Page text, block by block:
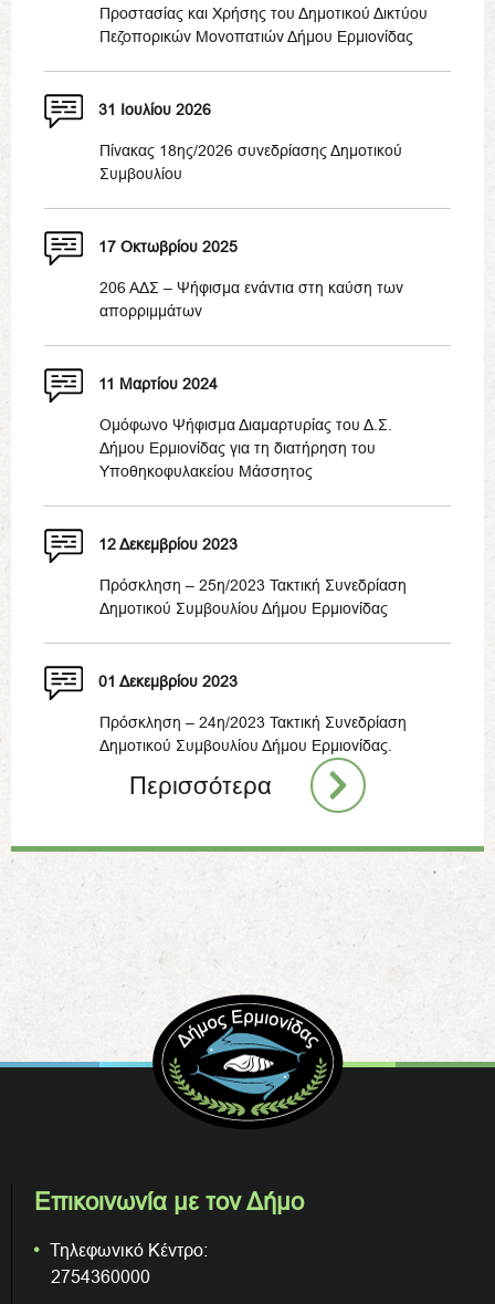
Προστασίας και Χρήσης του Δημοτικού Δικτύου
Πεζοπορικών Μονοπατιών Δήμου Ερμιονίδας
31 Ιουλίου 2026
Πίνακας 18ης/2026 συνεδρίασης Δημοτικού
Συμβουλίου
17 Οκτωβρίου 2025
206 ΑΔΣ – Ψήφισμα ενάντια στη καύση των
απορριμμάτων
11 Μαρτίου 2024
Ομόφωνο Ψήφισμα Διαμαρτυρίας του Δ.Σ.
Δήμου Ερμιονίδας για τη διατήρηση του
Υποθηκοφυλακείου Μάσσητος
12 Δεκεμβρίου 2023
Πρόσκληση – 25η/2023 Τακτική Συνεδρίαση
Δημοτικού Συμβουλίου Δήμου Ερμιονίδας
01 Δεκεμβρίου 2023
Πρόσκληση – 24η/2023 Τακτική Συνεδρίαση
Δημοτικού Συμβουλίου Δήμου Ερμιονίδας.
Περισσότερα
Επικοινωνία με τον Δήμο
Τηλεφωνικό Κέντρο:
2754360000